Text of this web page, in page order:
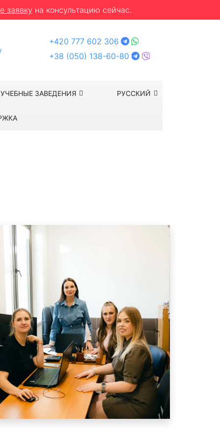
заявку на консультацию сейчас.
+420 777 602 306
+38 (050) 138-60-80
РУССКИЙ
УЧЕБНЫЕ ЗАВЕДЕНИЯ